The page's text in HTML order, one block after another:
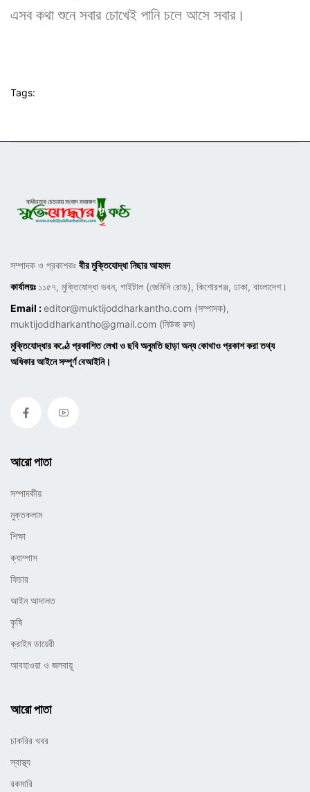
এসব কথা শুনে সবার চোখেই পানি চলে আসে সবার।
Tags:
সম্পাদক ও প্রকাশকঃ বীর মুক্তিযোদ্ধা নিছার আহমদ
কার্যালয়ঃ ১১৫৭, মুক্তিযোদ্ধা ভবন, গাইটাল (জেমিনি রোড), কিশোরগঞ্জ, ঢাকা, বাংলাদেশ।
Email :editor@muktijoddharkantho.com (সম্পাদক),
muktijoddharkantho@gmail.com (নিউজ রুম)
মুক্তিযোদ্ধার কণ্ঠে প্রকাশিত লেখা ও ছবি অনুমতি ছাড়া অন্য কোথাও প্রকাশ করা তথ্য
অধিকার আইনে সম্পূর্ণ বেআইনি।
আরো পাতা
সম্পাদকীয়
মুক্তকলাম
শিক্ষা
ক্যাম্পাস
ফিচার
আইন আদালত
কৃষি
ক্রাইম ডায়েরী
আবহাওয়া ও জলবায়ূ
আরো পাতা
চাকরির খবর
স্বাস্থ্য
রকমারি